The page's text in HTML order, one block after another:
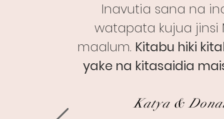
Inavutia sana na
watapata kujua jinsi
maalum. Kitabu hiki
yake na kitasaidia
Katya &